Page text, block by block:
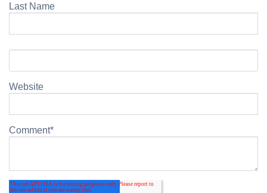
Last Name
Website
Comment*